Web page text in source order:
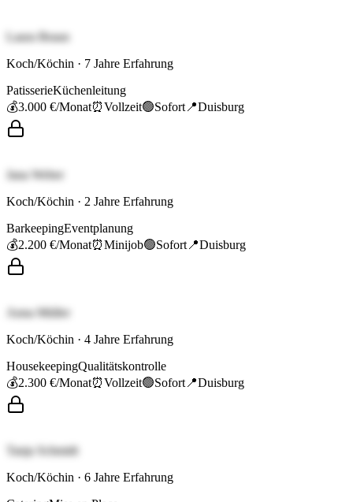
Laura Braun
Koch/Köchin · 7 Jahre Erfahrung
PatisserieKüchenleitung
💰3.000 €/Monat⏰Vollzeit🟢Sofort 📍Duisburg
Jana Weber
Koch/Köchin · 2 Jahre Erfahrung
BarkeepingEventplanung
💰2.200 €/Monat⏰Minijob🟢Sofort 📍Duisburg
Anna Müller
Koch/Köchin · 4 Jahre Erfahrung
HousekeepingQualitätskontrolle
💰2.300 €/Monat⏰Vollzeit🟢Sofort 📍Duisburg
Tanja Schmidt
Koch/Köchin · 6 Jahre Erfahrung